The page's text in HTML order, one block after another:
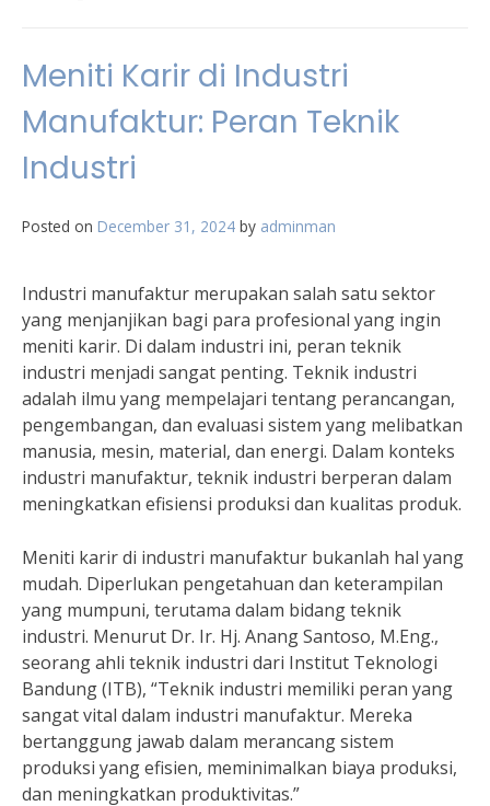
Meniti Karir di Industri
Manufaktur: Peran Teknik
Industri
Posted on December 31, 2024 by adminman
Industri manufaktur merupakan salah satu sektor
yang menjanjikan bagi para profesional yang ingin
meniti karir. Di dalam industri ini, peran teknik
industri menjadi sangat penting. Teknik industri
adalah ilmu yang mempelajari tentang perancangan,
pengembangan, dan evaluasi sistem yang melibatkan
manusia, mesin, material, dan energi. Dalam konteks
industri manufaktur, teknik industri berperan dalam
meningkatkan efisiensi produksi dan kualitas produk.
Meniti karir di industri manufaktur bukanlah hal yang
mudah. Diperlukan pengetahuan dan keterampilan
yang mumpuni, terutama dalam bidang teknik
industri. Menurut Dr. Ir. Hj. Anang Santoso, M.Eng.,
seorang ahli teknik industri dari Institut Teknologi
Bandung (ITB), “Teknik industri memiliki peran yang
sangat vital dalam industri manufaktur. Mereka
bertanggung jawab dalam merancang sistem
produksi yang efisien, meminimalkan biaya produksi,
dan meningkatkan produktivitas.”